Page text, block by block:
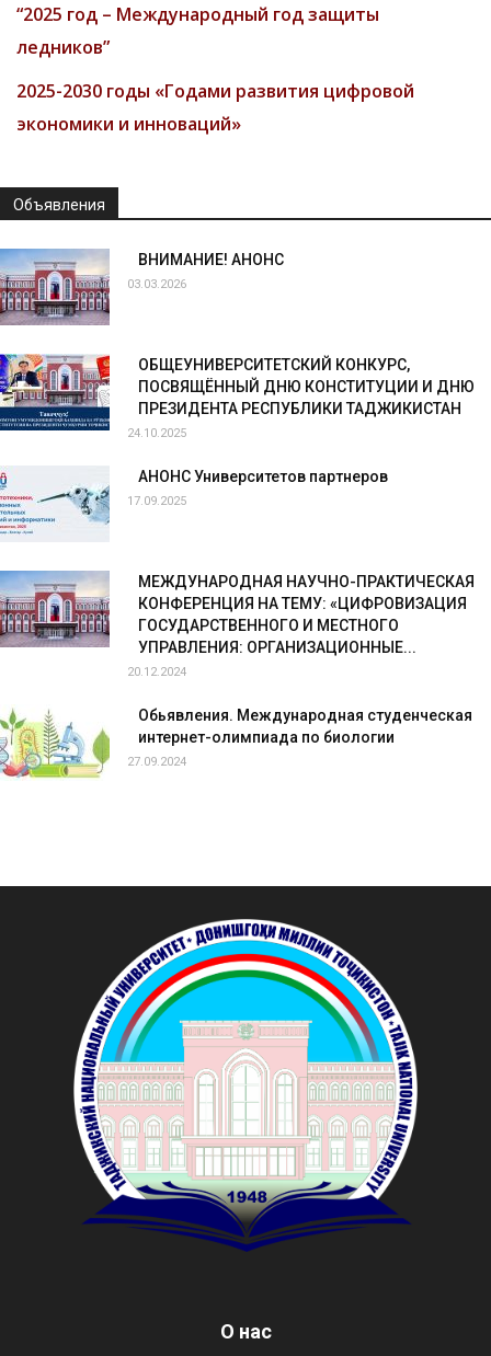
“2025 год – Международный год защиты
ледников”
2025-2030 годы «Годами развития цифровой
экономики и инноваций»
Объявления
ВНИМАНИЕ! АНОНС
03.03.2026
ОБЩЕУНИВЕРСИТЕТСКИЙ КОНКУРС,
ПОСВЯЩЁННЫЙ ДНЮ КОНСТИТУЦИИ И ДНЮ
ПРЕЗИДЕНТА РЕСПУБЛИКИ ТАДЖИКИСТАН
24.10.2025
АНОНС Университетов партнеров
17.09.2025
МЕЖДУНАРОДНАЯ НАУЧНО-ПРАКТИЧЕСКАЯ
КОНФЕРЕНЦИЯ НА ТЕМУ: «ЦИФРОВИЗАЦИЯ
ГОСУДАРСТВЕННОГО И МЕСТНОГО
УПРАВЛЕНИЯ: ОРГАНИЗАЦИОННЫЕ...
20.12.2024
Обьявления. Международная студенческая
интернет-олимпиада по биологии
27.09.2024
О нас